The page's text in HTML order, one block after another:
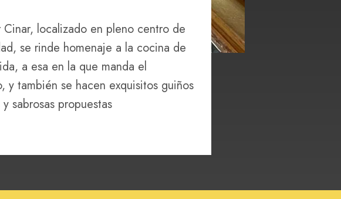
Cinar, localizado en pleno centro de
se rinde homenaje a la cocina de
a esa en la que manda el
y también se hacen exquisitos guiños
sabrosas propuestas